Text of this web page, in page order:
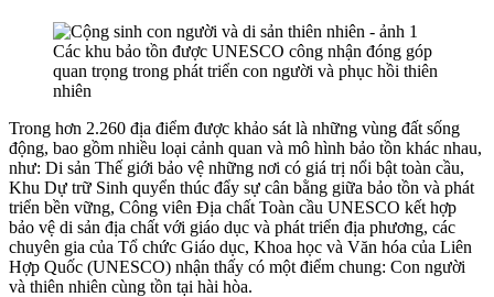
Các khu bảo tồn được UNESCO công nhận đóng góp
quan trọng trong phát triển con người và phục hồi thiên
nhiên
Trong hơn 2.260 địa điểm được khảo sát là những vùng đất sống
động, bao gồm nhiều loại cảnh quan và mô hình bảo tồn khác nhau,
như: Di sản Thế giới bảo vệ những nơi có giá trị nổi bật toàn cầu,
Khu Dự trữ Sinh quyển thúc đẩy sự cân bằng giữa bảo tồn và phát
triển bền vững, Công viên Địa chất Toàn cầu UNESCO kết hợp
bảo vệ di sản địa chất với giáo dục và phát triển địa phương, các
chuyên gia của Tổ chức Giáo dục, Khoa học và Văn hóa của Liên
Hợp Quốc (UNESCO) nhận thấy có một điểm chung: Con người
và thiên nhiên cùng tồn tại hài hòa.